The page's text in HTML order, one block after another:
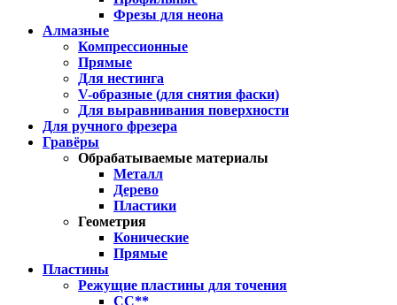
Фрезы для неона
Алмазные
Компрессионные
Прямые
Для нестинга
V-образные (для снятия фаски)
Для выравнивания поверхности
Для ручного фрезера
Гравёры
Обрабатываемые материалы
Металл
Дерево
Пластики
Геометрия
Конические
Прямые
Пластины
Режущие пластины для точения
CC**